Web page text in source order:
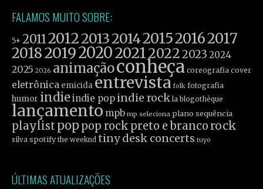
FALAMOS MUITO SOBRE:
5+ 2011201220132014201520162017
201820192020202120222023 2024
2025 2026 animaçãoconheça coreografia cover
eletrônica emicida entrevista folk fotografia
humor indieindie pop indie rock la blogothèque
lançamento mpb mp seleciona plano sequência
playlist poppop rock preto e branco rock
silva spotify the weeknd tiny desk concerts tuyo
ÚLTIMAS ATUALIZAÇÕES